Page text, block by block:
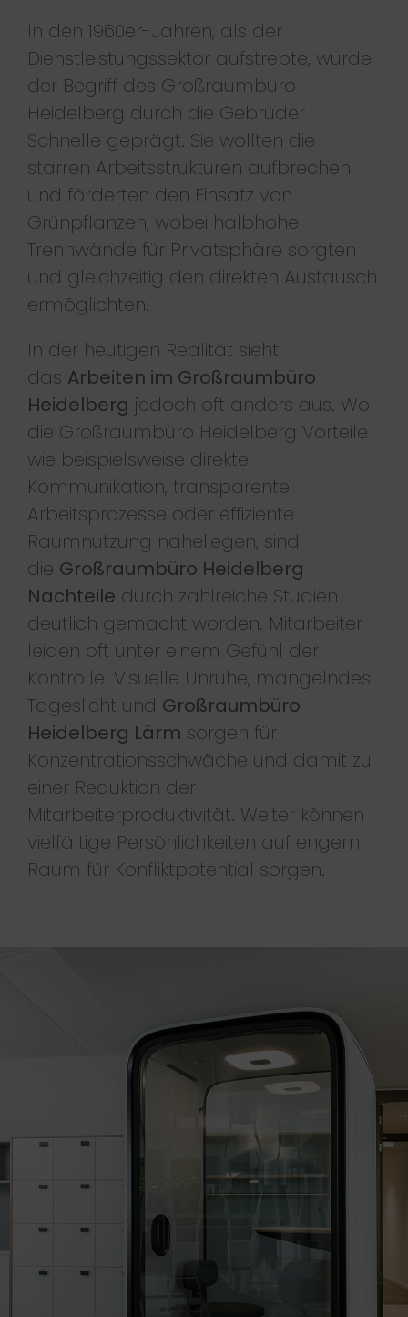
In den 1960er-Jahren, als der
Dienstleistungssektor aufstrebte, wurde
der Begriff des Großraumbüro
Heidelberg durch die Gebrüder
Schnelle geprägt. Sie wollten die
starren Arbeitsstrukturen aufbrechen
und förderten den Einsatz von
Grünpflanzen, wobei halbhohe
Trennwände für Privatsphäre sorgten
und gleichzeitig den direkten Austausch
ermöglichten.
In der heutigen Realität sieht
das Arbeiten im Großraumbüro
Heidelberg jedoch oft anders aus. Wo
die Großraumbüro Heidelberg Vorteile
wie beispielsweise direkte
Kommunikation, transparente
Arbeitsprozesse oder effiziente
Raumnutzung naheliegen, sind
die Großraumbüro Heidelberg
Nachteile durch zahlreiche Studien
deutlich gemacht worden. Mitarbeiter
leiden oft unter einem Gefühl der
Kontrolle. Visuelle Unruhe, mangelndes
Tageslicht und Großraumbüro
Heidelberg Lärm sorgen für
Konzentrationsschwäche und damit zu
einer Reduktion der
Mitarbeiterproduktivität. Weiter können
vielfältige Persönlichkeiten auf engem
Raum für Konfliktpotential sorgen.